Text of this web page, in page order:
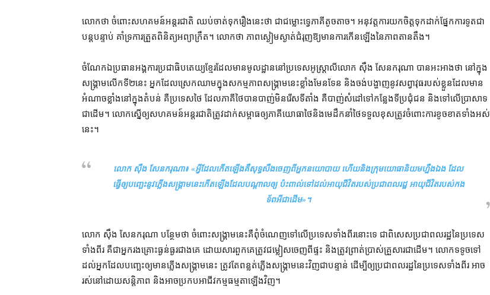
លោក​ថា ចំពោះ​សហគមន៍​អន្តរជាតិ ឈប់​ចាត់ទុក​រឿង​នេះ​ថា ជា​ជម្លោះ​ទ្វេភាគី​តូចតាច​។ អនុវត្ត​ការ​យកចិត្តទុកដាក់​ផ្នែក​ការទូត​ជា​
បន្តបន្ទាប់ គាំទ្រ​ការ​ត្រួត​ពិនិត្យ​អព្យាក្រឹត​។ លោក​ថា ភាព​ស្ងៀមស្ងាត់​ជំរុញ​ឱ្យ​មាន​ការ​កើនឡើង​នៃ​ភាព​តានតឹង។
ចំណែកឯ​ប្រធាន​អង្គការ​ប្រជាធិបតេយ្យ​ខ្មែរ​ដែល​មាន​មូលដ្ឋាន​នៅ​ប្រទេស​អូស្ត្រាលី​លោក ស៊ឹង សែនករុណា បាន​អះអាង​ថា នៅក្នុង​
សង្គ្រាម​លើក​ទី​២​នេះ អ្នក​ដែល​ស្រេក​ឈាម​ក្នុង​សកម្មភាព​សង្គ្រាម​នេះ​ខ្លាំង​មែនទែន និង​ចង់​បង្ហាញ​នូវ​សព្វាវុធ​របស់​ខ្លួន​ដែល​មាន​
អំណាច​ខ្លាំង​នៅក្នុង​តំបន់ គឺ​ប្រទេស​ថៃ ដែល​ភាគី​ថៃ​បាន​បាញ់​មិន​រើស​ទីតាំង គឺ​បាញ់​សំដៅ​ទៅ​កន្លែង​ទីប្រជុំជន និង​ទៅលើ​ប្រាសាទ​
ជាដើម​។ លោក​ស្នើ​ឲ្យ​សហគមន៍​អន្តរជាតិ​ត្រូវ​ដាក់​សម្ពាធ​ឲ្យ​ភាគី​យោធា​ថៃ​និង​មេដឹកនាំ​ថៃ​ទទួលខុសត្រូវ​ចំពោះ​ការខូចខាត​ទាំងអស់​
នេះ។
លោក ស៊ឹង សែនករុណា៖ «​អ្វី​ដែល​កើតឡើង​គឺ​សុទ្ធ​សឹង​ចេញពី​អ្នកនយោបាយ ហើយ​និង​ក្រុម​យោធានិយម​ហ្នឹងឯង ដែល​
ធ្វើ​ឲ្យ​បញ្ឆេះ​នូវ​ភ្លើងសង្គ្រាម​នេះ​កើតឡើង​ដែល​បណ្តាល​ឲ្យ ប៉ះពាល់​ទៅដល់​អាយុជីវិត​របស់​ប្រជាពលរដ្ឋ អាយុជីវិត​របស់​កង​
ទ័ព​អី​ជាដើម»។
លោក ស៊ឹង សែនករុណា បន្ថែម​ថា ចំពោះ​សង្គ្រាម​នេះ​គឺ​ពុំ​ចំណេញ​ទៅ​លើ​ប្រទេស​ទាំងពីរ​នោះ​ទេ ជាពិសេស​ប្រជាពលរដ្ឋ​នៃ​ប្រទេស​
ទាំងពីរ គឺជា​អ្នករងគ្រោះ​ធ្ងន់ធ្ងរ​ជាងគេ ដោយសារ​ពួកគេ​ត្រូវ​ជម្លៀស​ចេញពីផ្ទះ និង​ត្រូវ​ព្រាត់​ប្រាស់​គ្រួសារ​ជាដើម​។ លោក​ទទូច​ទៅ​
ដល់​អ្នក​ដែល​បញ្ឆេះ​ឲ្យ​មាន​ភ្លើងសង្គ្រាម​នេះ ត្រូវតែ​ពន្លត់ភ្លើង​សង្គ្រាម​នេះ​វិញ​ជាបន្ទាន់ ដើម្បី​ឲ្យ​ប្រជាពលរដ្ឋ​នៃ​ប្រទេស​ទាំងពីរ អាច​
រស់នៅ​ដោយ​សន្តិភាព និង​អាច​ប្រកប​អាជីវកម្ម​ធម្មតា​ឡើង​វិញ។